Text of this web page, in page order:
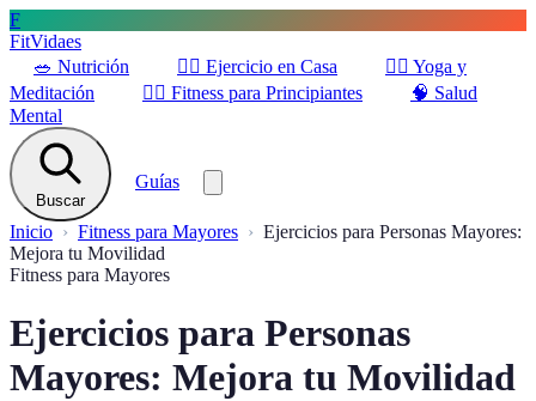
F
FitVidaes
🥗 Nutrición 🏋️‍♀️ Ejercicio en Casa 🧘‍♀️ Yoga y
Meditación
🚶‍♂️ Fitness para Principiantes 🧠 Salud
Mental
Buscar
Guías
Inicio Fitness para Mayores
Ejercicios para Personas Mayores:
Mejora tu Movilidad
Fitness para Mayores
Ejercicios para Personas
Mayores: Mejora tu Movilidad